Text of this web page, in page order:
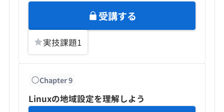
受講する
実技課題1
Chapter9
Linuxの地域設定を理解しよう